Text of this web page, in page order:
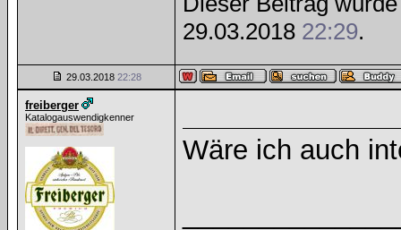
29.03.2018 22:29.
29.03.2018 22:28
freiberger
Katalogauswendigkenner
Wäre ich auch